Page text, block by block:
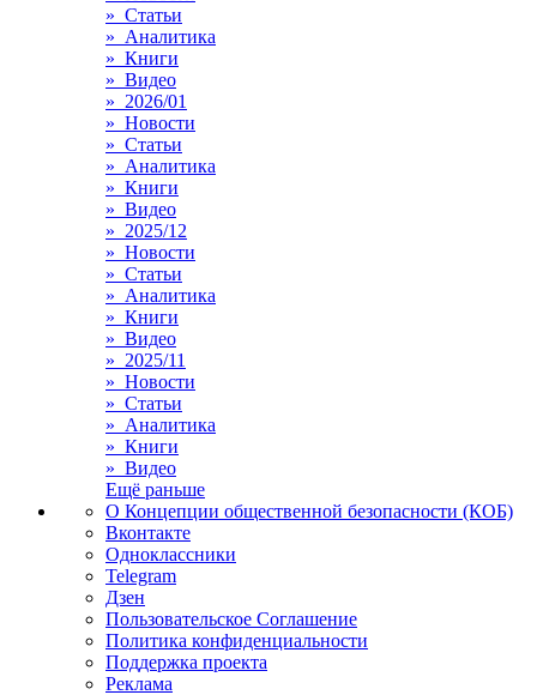
» Статьи
» Аналитика
» Книги
» Видео
» 2026/01
» Новости
» Статьи
» Аналитика
» Книги
» Видео
» 2025/12
» Новости
» Статьи
» Аналитика
» Книги
» Видео
» 2025/11
» Новости
» Статьи
» Аналитика
» Книги
» Видео
Ещё раньше
О Концепции общественной безопасности (КОБ)
Вконтакте
Одноклассники
Telegram
Дзен
Пользовательское Соглашение
Политика конфиденциальности
Поддержка проекта
Реклама